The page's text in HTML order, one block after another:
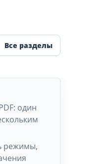
Все разделы
один
режимы,